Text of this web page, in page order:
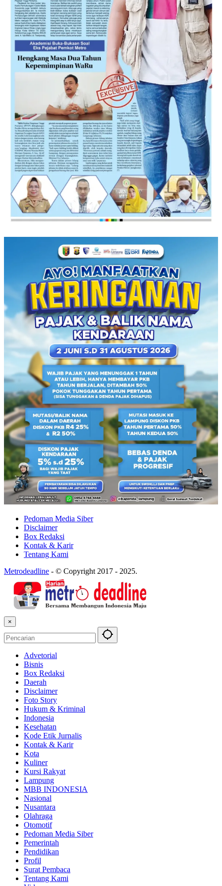
Pedoman Media Siber
Disclaimer
Box Redaksi
Kontak & Karir
Tentang Kami
Metrodeadline - © Copyright 2017 - 2025.
×
Advetorial
Bisnis
Box Redaksi
Daerah
Disclaimer
Foto Story
Hukum & Kriminal
Indonesia
Kesehatan
Kode Etik Jurnalis
Kontak & Karir
Kota
Kuliner
Kursi Rakyat
Lampung
MBB INDONESIA
Nasional
Nusantara
Olahraga
Otomotif
Pedoman Media Siber
Pemerintah
Pendidikan
Profil
Surat Pembaca
Tentang Kami